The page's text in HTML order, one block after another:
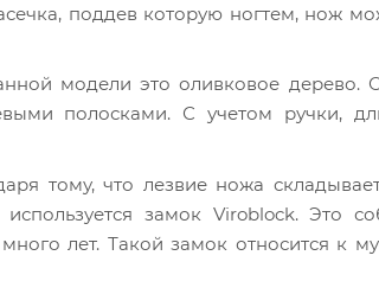
поддев которую ногтем, нож
модели это оливковое дерево.
полосками. С учетом ручки,
тому, что лезвие ножа
замок Viroblock. Это
лет. Такой замок относится к